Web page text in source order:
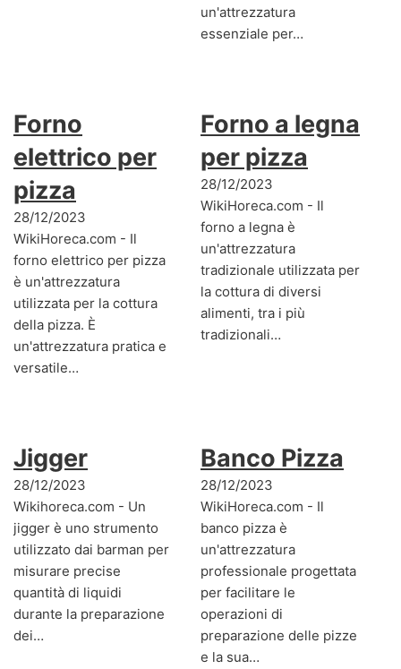
un'attrezzatura
essenziale per…
Forno
elettrico per
pizza
28/12/2023
WikiHoreca.com - Il
forno elettrico per pizza
è un'attrezzatura
utilizzata per la cottura
della pizza. È
un'attrezzatura pratica e
versatile…
Forno a legna
per pizza
28/12/2023
WikiHoreca.com - Il
forno a legna è
un'attrezzatura
tradizionale utilizzata per
la cottura di diversi
alimenti, tra i più
tradizionali…
Jigger
28/12/2023
Wikihoreca.com - Un
jigger è uno strumento
utilizzato dai barman per
misurare precise
quantità di liquidi
durante la preparazione
dei…
Banco Pizza
28/12/2023
WikiHoreca.com - Il
banco pizza è
un'attrezzatura
professionale progettata
per facilitare le
operazioni di
preparazione delle pizze
e la sua…